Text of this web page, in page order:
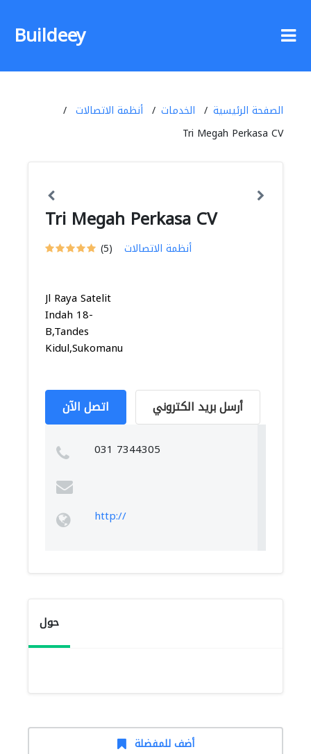
Buildeey
الصفحة الرئيسية الخدمات
أنظمة الاتصالات
Tri Megah Perkasa CV
Tri Megah Perkasa CV
(5) أنظمة الاتصالات
Jl Raya Satelit
Indah 18-
B,Tandes
Kidul,Sukomanung...
اتصل الآن أرسل بريد الكتروني
031 7344305
http://
حول
أضف للمفضلة